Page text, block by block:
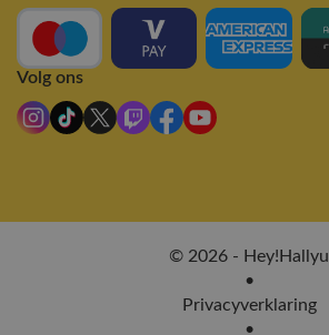
Volg ons
© 2026 - Hey!Hallyu
•
Privacyverklaring
•